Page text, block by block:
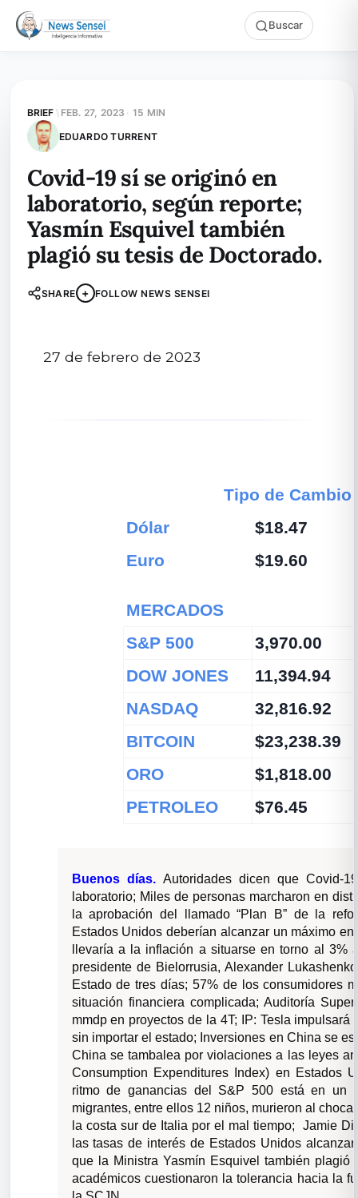
Buscar
BRIEF \ FEB. 27, 2023 · 15 MIN
EDUARDO TURRENT
Covid-19 sí se originó en
laboratorio, según reporte;
Yasmín Esquivel también
plagió su tesis de Doctorado.
SHARE + FOLLOW NEWS SENSEI
27 de febrero de 2023
Tipo de Cambio
Dólar
$18.47
Euro
$19.60
MERCADOS
S&P 500
3,970.00
DOW JONES
11,394.94
NASDAQ
32,816.92
BITCOIN
$23,238.39
ORO
$1,818.00
PETROLEO
$76.45
Buenos días. Autoridades dicen que Covid-
laboratorio; Miles de personas marcharon en
la aprobación del llamado “Plan B” de la
Estados Unidos deberían alcanzar un máximo
llevaría a la inflación a situarse en torno al 3%
presidente de Bielorrusia, Alexander
Estado de tres días; 57% de los consumidores
situación financiera complicada; Auditoría
mmdp en proyectos de la 4T; IP: Tesla
sin importar el estado; Inversiones en China se
China se tambalea por violaciones a las leyes
Consumption Expenditures Index) en Estados
ritmo de ganancias del S&P 500 está en un
migrantes, entre ellos 12 niños, murieron al
la costa sur de Italia por el mal tiempo; Jamie
las tasas de interés de Estados Unidos
que la Ministra Yasmín Esquivel también
académicos cuestionaron la tolerancia hacia la